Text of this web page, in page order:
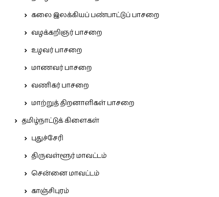
கலை இலக்கியப் பண்பாட்டுப் பாசறை
வழக்கறிஞர் பாசறை
உழவர் பாசறை
மாணவர் பாசறை
வணிகர் பாசறை
மாற்றுத் திறனாளிகள் பாசறை
தமிழ்நாட்டுக் கிளைகள்
புதுச்சேரி
திருவள்ளூர் மாவட்டம்
சென்னை மாவட்டம்
காஞ்சிபுரம்